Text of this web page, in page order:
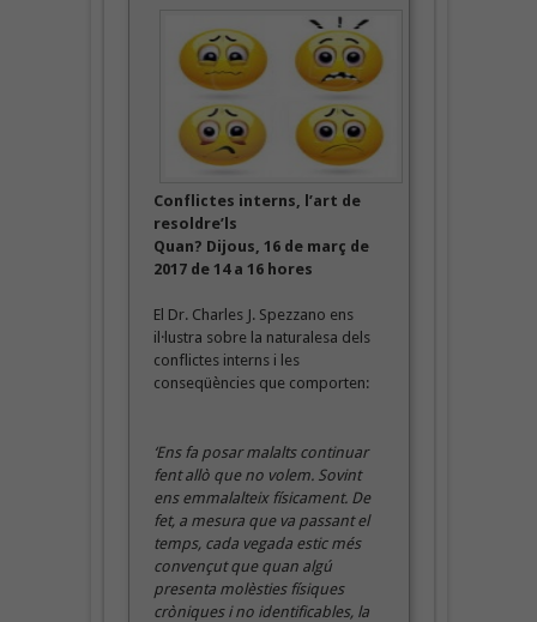
Conflictes interns, l’art de
resoldre’ls
Quan? Dijous, 16 de març de
2017 de 14 a 16 hores
El Dr. Charles J. Spezzano ens
il·lustra sobre la naturalesa dels
conflictes interns i les
conseqüències que comporten:
‘Ens fa posar malalts continuar
fent allò que no volem. Sovint
ens emmalalteix físicament. De
fet, a mesura que va passant el
temps, cada vegada estic més
convençut que quan algú
presenta molèsties físiques
cròniques i no identificables, la